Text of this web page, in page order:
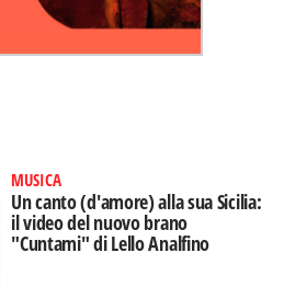
MUSICA
Un canto (d'amore) alla sua Sicilia:
il video del nuovo brano
"Cuntami" di Lello Analfino